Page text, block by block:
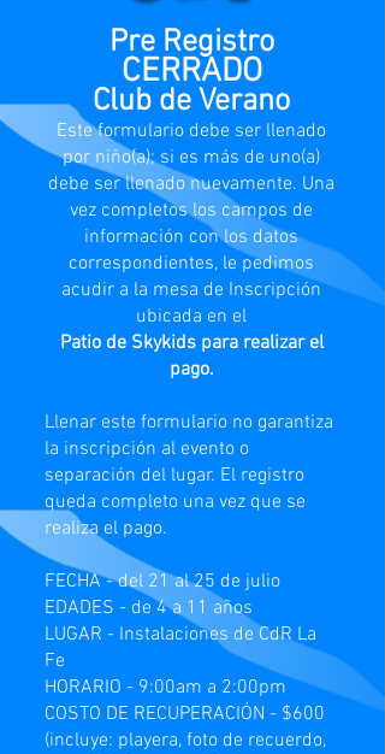
Pre Registro
CERRADO
Club de Verano
Este formulario debe ser llenado
por niño(a); si es más de uno(a)
debe ser llenado nuevamente. Una
vez completos los campos de
información con los datos
correspondientes, le pedimos
acudir a la mesa de Inscripción
ubicada en el
Patio de Skykids para realizar el
pago.
Llenar este formulario no garantiza
la inscripción al evento o
separación del lugar. El registro
queda completo una vez que se
realiza el pago.
FECHA - del 21 al 25 de julio
EDADES - de 4 a 11 años
LUGAR - Instalaciones de CdR La
Fe
HORARIO - 9:00am a 2:00pm
COSTO DE RECUPERACIÓN - $600
(incluye: playera, foto de recuerdo,